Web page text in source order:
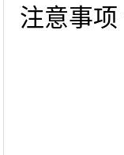
注意事